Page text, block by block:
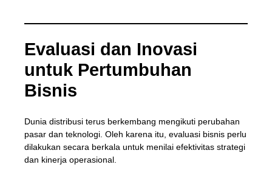
Evaluasi dan Inovasi
untuk Pertumbuhan
Bisnis
Dunia distribusi terus berkembang mengikuti perubahan
pasar dan teknologi. Oleh karena itu, evaluasi bisnis perlu
dilakukan secara berkala untuk menilai efektivitas strategi
dan kinerja operasional.